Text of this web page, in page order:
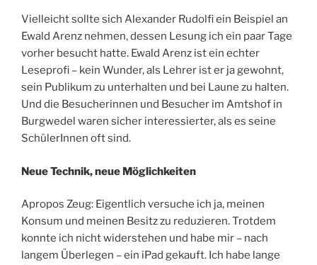
Vielleicht sollte sich Alexander Rudolfi ein Beispiel an
Ewald Arenz nehmen, dessen Lesung ich ein paar Tage
vorher besucht hatte. Ewald Arenz ist ein echter
Leseprofi – kein Wunder, als Lehrer ist er ja gewohnt,
sein Publikum zu unterhalten und bei Laune zu halten.
Und die Besucherinnen und Besucher im Amtshof in
Burgwedel waren sicher interessierter, als es seine
SchülerInnen oft sind.
Neue Technik, neue Möglichkeiten
Apropos Zeug: Eigentlich versuche ich ja, meinen
Konsum und meinen Besitz zu reduzieren. Trotdem
konnte ich nicht widerstehen und habe mir – nach
langem Überlegen – ein iPad gekauft. Ich habe lange